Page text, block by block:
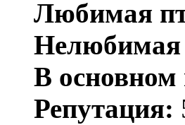
Любимая
Нелюбимая
В
Репутация: